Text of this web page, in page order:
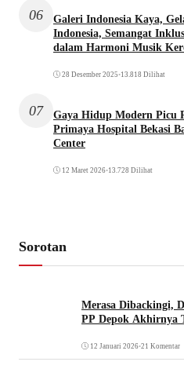
06
Galeri Indonesia Kaya,
Indonesia, Semangat
dalam Harmoni Musik
28 Desember 2025 •13.818 Dilihat
07
Gaya Hidup Modern Picu
Primaya Hospital Bekasi
Center
12 Maret 2026•13.728 Dilihat
Sorotan
Merasa Dibackingi,
PP Depok Akhirnya
12 Januari 2026•21 Komentar